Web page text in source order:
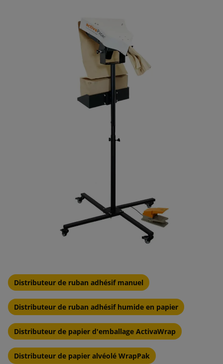
Distributeur de ruban adhésif manuel
Distributeur de ruban adhésif humide en papier
Distributeur de papier d'emballage ActivaWrap
Distributeur de papier alvéolé WrapPak